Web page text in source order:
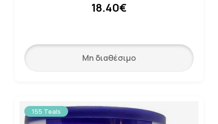
18.40€
Μη διαθέσιμο
155 Teals